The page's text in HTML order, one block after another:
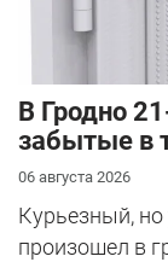
В Гродно
забытые в
06 августа 2026
Курьезный,
произошел в